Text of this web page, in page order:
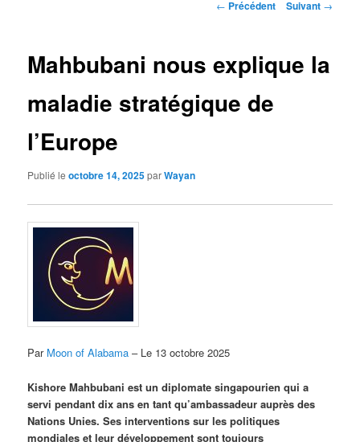
Navigation
← Précédent Suivant →
Mahbubani nous explique la
maladie stratégique de
l’Europe
Publié leoctobre 14, 2025parWayan
Par Moon of Alabama – Le 13 octobre 2025
Kishore Mahbubani est un diplomate singapourien qui a
servi pendant dix ans en tant qu’ambassadeur auprès des
Nations Unies. Ses interventions sur les politiques
mondiales et leur développement sont toujours